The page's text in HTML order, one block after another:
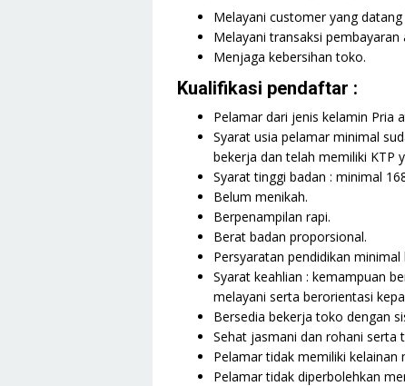
Melayani customer yang
Melayani transaksi
Menjaga kebersihan toko.
Kualifikasi pendaftar :
Pelamar dari jenis kelamin Pria
Syarat usia pelamar minimal
bekerja dan telah memiliki KTP
Syarat tinggi badan : minimal
Belum menikah.
Berpenampilan rapi.
Berat badan proporsional.
Persyaratan pendidikan
Syarat keahlian : kemampuan
melayani serta berorientasi
Bersedia bekerja toko dengan
Sehat jasmani dan rohani serta
Pelamar tidak memiliki kelainan
Pelamar tidak diperbolehkan